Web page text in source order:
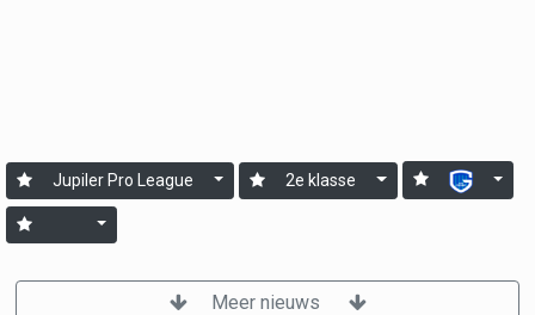
Jupiler Pro League 2e klasse
Meer nieuws